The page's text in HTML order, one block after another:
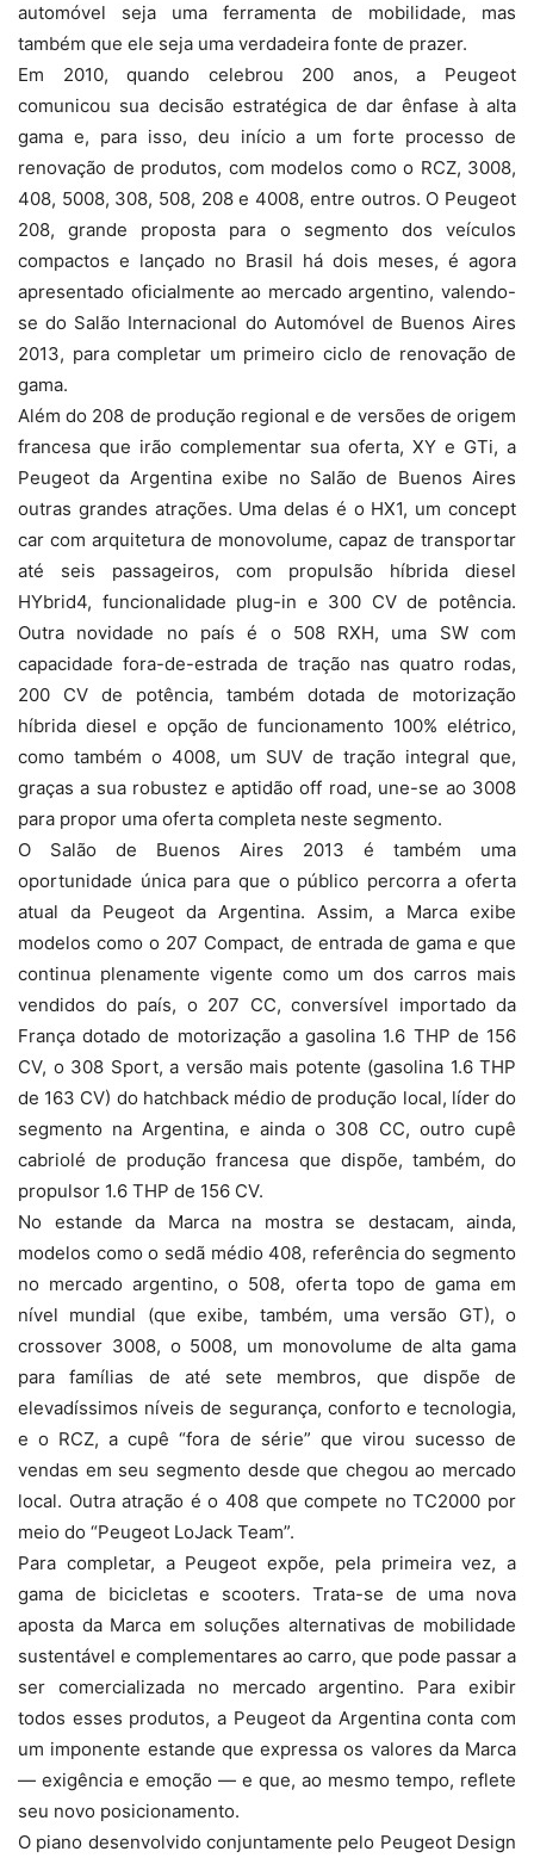
automóvel seja uma ferramenta de mobilidade, mas
também que ele seja uma verdadeira fonte de prazer.
Em 2010, quando celebrou 200 anos, a Peugeot
comunicou sua decisão estratégica de dar ênfase à alta
gama e, para isso, deu início a um forte processo de
renovação de produtos, com modelos como o RCZ, 3008,
408, 5008, 308, 508, 208 e 4008, entre outros. O Peugeot
208, grande proposta para o segmento dos veículos
compactos e lançado no Brasil há dois meses, é agora
apresentado oficialmente ao mercado argentino, valendo-
se do Salão Internacional do Automóvel de Buenos Aires
2013, para completar um primeiro ciclo de renovação de
gama.
Além do 208 de produção regional e de versões de origem
francesa que irão complementar sua oferta, XY e GTi, a
Peugeot da Argentina exibe no Salão de Buenos Aires
outras grandes atrações. Uma delas é o HX1, um concept
car com arquitetura de monovolume, capaz de transportar
até seis passageiros, com propulsão híbrida diesel
HYbrid4, funcionalidade plug-in e 300 CV de potência.
Outra novidade no país é o 508 RXH, uma SW com
capacidade fora-de-estrada de tração nas quatro rodas,
200 CV de potência, também dotada de motorização
híbrida diesel e opção de funcionamento 100% elétrico,
como também o 4008, um SUV de tração integral que,
graças a sua robustez e aptidão off road, une-se ao 3008
para propor uma oferta completa neste segmento.
O Salão de Buenos Aires 2013 é também uma
oportunidade única para que o público percorra a oferta
atual da Peugeot da Argentina. Assim, a Marca exibe
modelos como o 207 Compact, de entrada de gama e que
continua plenamente vigente como um dos carros mais
vendidos do país, o 207 CC, conversível importado da
França dotado de motorização a gasolina 1.6 THP de 156
CV, o 308 Sport, a versão mais potente (gasolina 1.6 THP
de 163 CV) do hatchback médio de produção local, líder do
segmento na Argentina, e ainda o 308 CC, outro cupê
cabriolé de produção francesa que dispõe, também, do
propulsor 1.6 THP de 156 CV.
No estande da Marca na mostra se destacam, ainda,
modelos como o sedã médio 408, referência do segmento
no mercado argentino, o 508, oferta topo de gama em
nível mundial (que exibe, também, uma versão GT), o
crossover 3008, o 5008, um monovolume de alta gama
para famílias de até sete membros, que dispõe de
elevadíssimos níveis de segurança, conforto e tecnologia,
e o RCZ, a cupê “fora de série” que virou sucesso de
vendas em seu segmento desde que chegou ao mercado
local. Outra atração é o 408 que compete no TC2000 por
meio do “Peugeot LoJack Team”.
Para completar, a Peugeot expõe, pela primeira vez, a
gama de bicicletas e scooters. Trata-se de uma nova
aposta da Marca em soluções alternativas de mobilidade
sustentável e complementares ao carro, que pode passar a
ser comercializada no mercado argentino. Para exibir
todos esses produtos, a Peugeot da Argentina conta com
um imponente estande que expressa os valores da Marca
— exigência e emoção — e que, ao mesmo tempo, reflete
seu novo posicionamento.
O piano desenvolvido conjuntamente pelo Peugeot Design